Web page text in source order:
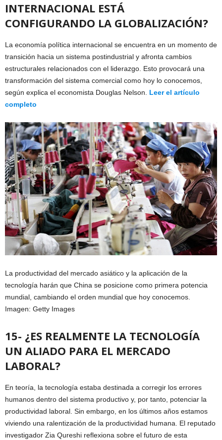
INTERNACIONAL ESTÁ
CONFIGURANDO LA GLOBALIZACIÓN?
La economía política internacional se encuentra en un momento de
transición hacia un sistema postindustrial y afronta cambios
estructurales relacionados con el liderazgo. Esto provocará una
transformación del sistema comercial como hoy lo conocemos,
según explica el economista Douglas Nelson. Leer el artículo
completo
La productividad del mercado asiático y la aplicación de la
tecnología harán que China se posicione como primera potencia
mundial, cambiando el orden mundial que hoy conocemos.
Imagen: Getty Images
15- ¿ES REALMENTE LA TECNOLOGÍA
UN ALIADO PARA EL MERCADO
LABORAL?
En teoría, la tecnología estaba destinada a corregir los errores
humanos dentro del sistema productivo y, por tanto, potenciar la
productividad laboral. Sin embargo, en los últimos años estamos
viviendo una ralentización de la productividad humana. El reputado
investigador Zia Qureshi reflexiona sobre el futuro de esta